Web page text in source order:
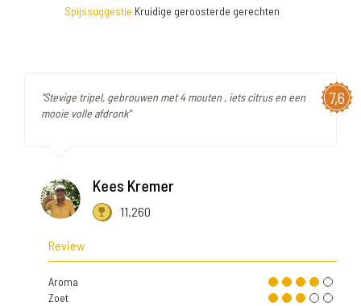
Spijssuggestie Kruidige geroosterde gerechten
7,6
"Stevige tripel, gebrouwen met 4 mouten , iets citrus en een
mooie volle afdronk"
Kees Kremer
11.260
Review
Aroma
Zoet